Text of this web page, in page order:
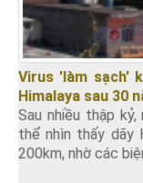
Virus 'làm sạch'
Himalaya sau 30
Sau nhiều thập
thể nhìn thấy dãy
200km, nhờ các